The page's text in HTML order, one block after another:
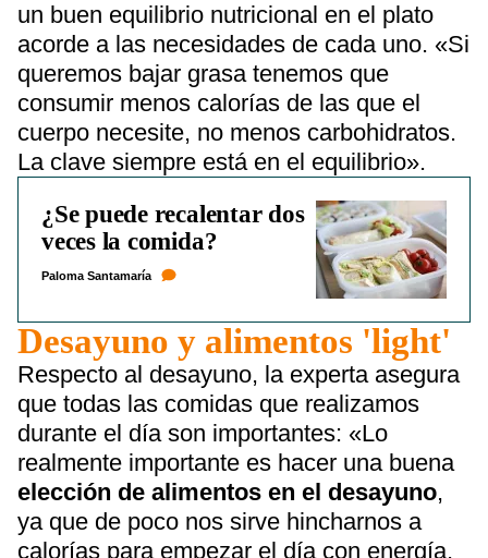
un buen equilibrio nutricional en el plato
acorde a las necesidades de cada uno. «Si
queremos bajar grasa tenemos que
consumir menos calorías de las que el
cuerpo necesite, no menos carbohidratos.
La clave siempre está en el equilibrio».
¿Se puede recalentar dos
veces la comida?
Paloma Santamaría
Desayuno y alimentos 'light'
Respecto al desayuno, la experta asegura
que todas las comidas que realizamos
durante el día son importantes: «Lo
realmente importante es hacer una buena
elección de alimentos en el desayuno,
ya que de poco nos sirve hincharnos a
calorías para empezar el día con energía,